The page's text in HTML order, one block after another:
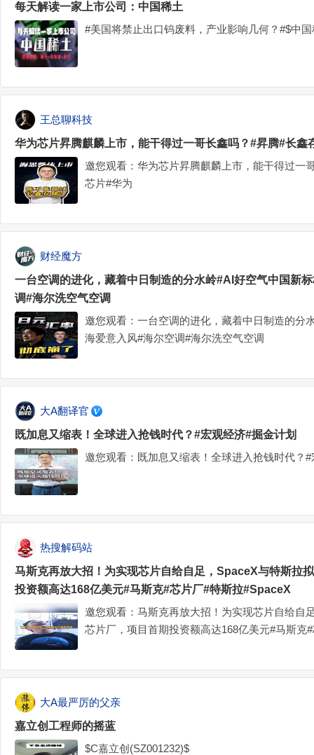
每天解读一家上市公司：中国稀土
#美国将禁止出口钨废料，产业影响几何？#$中
王总聊科技
华为芯片昇腾麒麟上市，能干得过一哥长鑫吗？#昇腾#长鑫
邀您观看：华为芯片昇腾麒麟上市，能干得过一
芯片#华为
财经魔方
一台空调的进化，藏着中日制造的分水岭#AI好空气中国新
调#海尔洗空气空调
邀您观看：一台空调的进化，藏着中日制造的分
海爱意入风#海尔空调#海尔洗空气空调
大A翻译官
既加息又缩表！全球进入抢钱时代？#宏观经济#掘金计划
邀您观看：既加息又缩表！全球进入抢钱时代？
热搜解码站
马斯克再放大招！为实现芯片自给自足，SpaceX与特斯拉
投资额高达168亿美元#马斯克#芯片厂#特斯拉#SpaceX
邀您观看：马斯克再放大招！为实现芯片自给自
芯片厂，项目首期投资额高达168亿美元#马斯克
大A最严厉的父亲
嘉立创工程师的摇蓝
$C嘉立创(SZ001232)$